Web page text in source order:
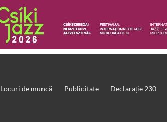
Locuri de muncă Publicitate Declarație 230